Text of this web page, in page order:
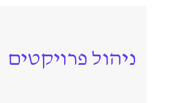
ניהול פרויקטים